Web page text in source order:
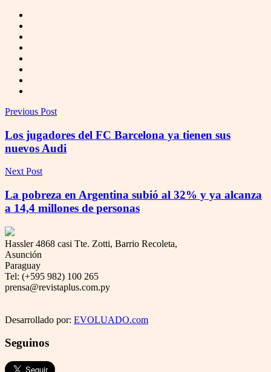
Previous Post
Los jugadores del FC Barcelona ya tienen sus
nuevos Audi
Next Post
La pobreza en Argentina subió al 32% y ya alcanza
a 14,4 millones de personas
Hassler 4868 casi Tte. Zotti, Barrio Recoleta,
Asunción
Paraguay
Tel: (+595 982) 100 265
prensa@revistaplus.com.py
Desarrollado por: EVOLUADO.com
Seguinos